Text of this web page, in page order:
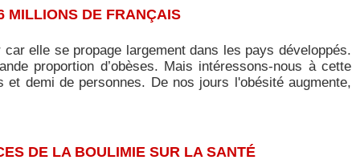
MILLIONS DE FRANÇAIS
elle se propage largement dans les pays développés.
proportion d’obèses. Mais intéressons-nous à cette
demi de personnes. De nos jours l'obésité augmente,
DE LA BOULIMIE SUR LA SANTÉ